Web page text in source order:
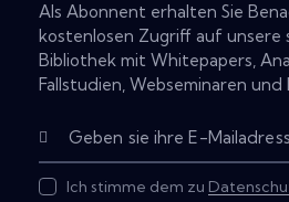
Als Abonnent erhalten Sie
kostenlosen Zugriff auf unsere
Bibliothek mit Whitepapers,
Fallstudien, Webseminaren
Ich stimme dem zu